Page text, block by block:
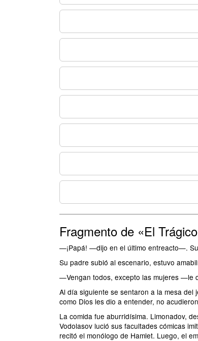
Fragmento de «El
—¡Papá! —dijo en el último entreacto—.
Su padre subió al escenario, estuvo
—Vengan todos, excepto las mujeres —le
Al día siguiente se sentaron a la mesa del
como Dios les dio a entender, no
La comida fue aburridísima. Limonadov,
Vodolasov lució sus facultades cómicas
recitó el monólogo de Hamlet. Luego, el